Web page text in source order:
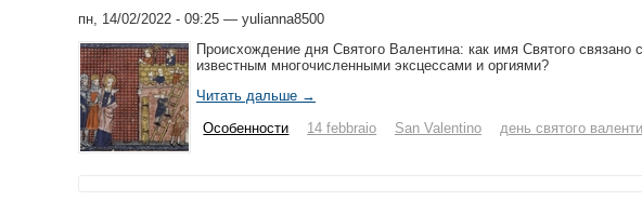
пн, 14/02/2022 - 09:25 — yulianna8500
Происхождение дня Святого Валентина: как имя Святого
известным многочисленными эксцессами и оргиями?
Читать дальше →
Особенности
14 febbraio San Valentino день святого